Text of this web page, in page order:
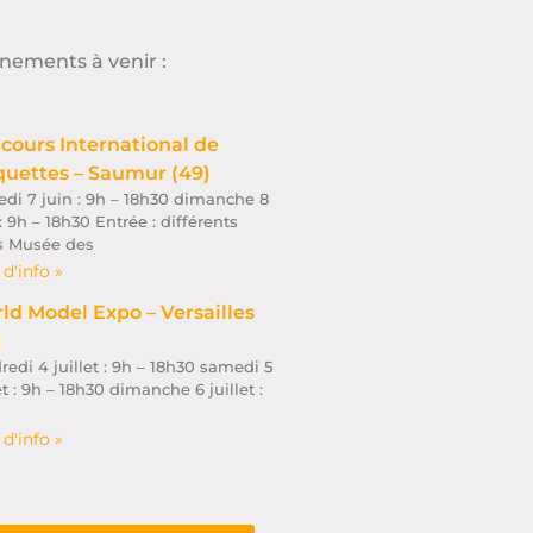
à venir :
International de
– Saumur (49)
7 juin : 9h – 18h30 dimanche 8
9h – 18h30 Entrée : différents
Musée des
d'info »
Model Expo – Versailles
4 juillet : 9h – 18h30 samedi 5
: 9h – 18h30 dimanche 6 juillet :
d'info »